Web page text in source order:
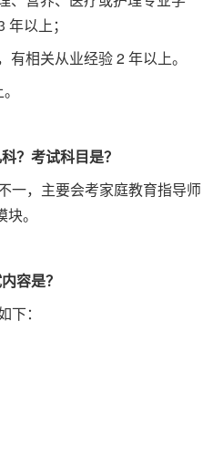
以上；
有相关从业经验 2 年以上。
？考试科目是？
一，主要会考家庭教育指导师
。
容是？
下：